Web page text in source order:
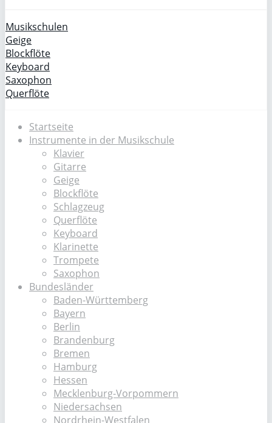
Musikschulen
Geige
Blockflöte
Keyboard
Saxophon
Querflöte
Startseite
Instrumente in der Musikschule
Klavier
Gitarre
Geige
Blockflöte
Schlagzeug
Querflöte
Keyboard
Klarinette
Trompete
Saxophon
Bundesländer
Baden-Württemberg
Bayern
Berlin
Brandenburg
Bremen
Hamburg
Hessen
Mecklenburg-Vorpommern
Niedersachsen
Nordrhein-Westfalen